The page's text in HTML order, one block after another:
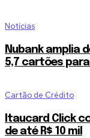
Notícias
Nubank amplia
5,7 cartões
Cartão de Crédito
Itaucard Click
de até R$ 10 mil